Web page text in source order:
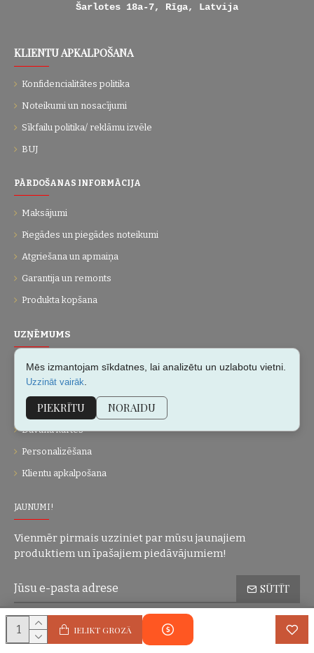
IELIKT GROZĀ
Šarlotes 18a-7, Rīga, Latvija
KLIENTU APKALPOŠANA
Konfidencialitātes politika
Noteikumi un nosacījumi
Sīkfailu politika/ reklāmu izvēle
BUJ
PĀRDOŠANAS INFORMĀCIJA
Maksājumi
Piegādes un piegādes noteikumi
Atgriešana un apmaiņa
Garantija un remonts
Produkta kopšana
UZŅĒMUMS
Par mums
Kontakti
Vietnes karte
Dāvanu kartes
Personalizēšana
Klientu apkalpošana
JAUNUMI!
Vienmēr pirmais uzziniet par mūsu jaunajiem
produktiem un īpašajiem piedāvājumiem!
SŪTĪT
Esmu iepazinies(-usies) ar sadaļu Konfidencialitātes politika
piekrītu visiem minētajiem noteikumiem
Mēs izmantojam sīkdatnes, lai analizētu un uzlabotu vietni.
Uzzināt vairāk
PIEKRĪTU NORAIDU